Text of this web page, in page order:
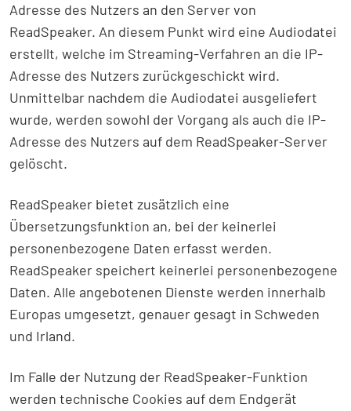
Adresse des Nutzers an den Server von
ReadSpeaker. An diesem Punkt wird eine Audiodatei
erstellt, welche im Streaming-Verfahren an die IP-
Adresse des Nutzers zurückgeschickt wird.
Unmittelbar nachdem die Audiodatei ausgeliefert
wurde, werden sowohl der Vorgang als auch die IP-
Adresse des Nutzers auf dem ReadSpeaker-Server
gelöscht.
ReadSpeaker bietet zusätzlich eine
Übersetzungsfunktion an, bei der keinerlei
personenbezogene Daten erfasst werden.
ReadSpeaker speichert keinerlei personenbezogene
Daten. Alle angebotenen Dienste werden innerhalb
Europas umgesetzt, genauer gesagt in Schweden
und Irland.
Im Falle der Nutzung der ReadSpeaker-Funktion
werden technische Cookies auf dem Endgerät